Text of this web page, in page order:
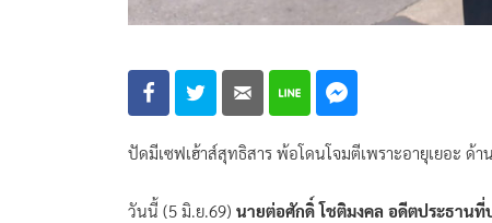
ปัดมีเซฟเฮ้าส์สุทธิสาร พ้อโดนโจมตีเพราะอายุเยอะ ด้า
วันนี้ (5 มิ.ย.69) นายต่อศักดิ์ โชติมงคล อดีตประธานที่